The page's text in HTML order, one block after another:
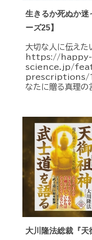
生きるか死ぬか迷
ーズ25】
大切な人に伝えた
https://happy-
science.jp/
prescriptions/
なたに贈る真理
大川隆法総裁『